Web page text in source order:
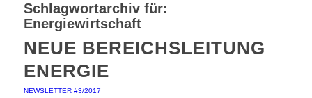
Schlagwortarchiv für:
Energiewirtschaft
NEUE BEREICHSLEITUNG
ENERGIE
NEWSLETTER #3/2017